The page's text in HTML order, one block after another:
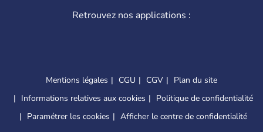
Retrouvez nos applications :
Mentions légales CGU CGV
Plan du site
Informations relatives aux cookies
Politique de confidentialité
Paramétrer les cookies
Afficher le centre de confidentialité